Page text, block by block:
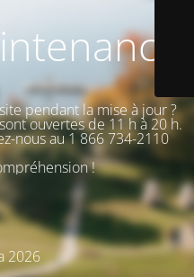
pendant la mise à jour ?
ouvertes de 11 h à 20 h.
nous au 1 866 734-2110
!
2026